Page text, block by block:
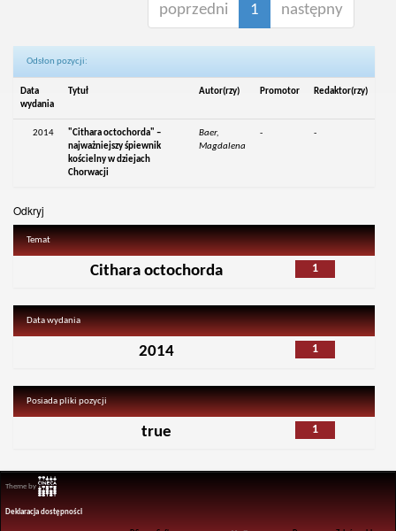
poprzedni 1 następny
Odsłon pozycji:
Data
wydania
Tytuł Autor(rzy) Promotor Redaktor(rzy)
2014
"Cithara octochorda" –
najważniejszy śpiewnik
kościelny w dziejach
Chorwacji
Baer,
Magdalena
- -
Odkryj
Temat
1
Cithara octochorda
Data wydania
1
2014
Posiada pliki pozycji
1
true
Theme by
Deklaracja dostępności